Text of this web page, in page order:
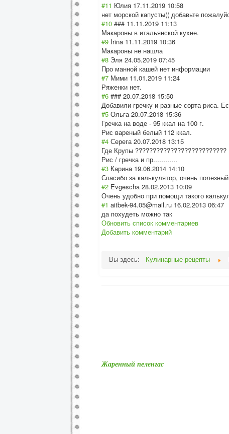
#11 Юлия 17.11.2019 10:58
нет морской капусты(( добавьте
#10 ### 11.11.2019 11:13
Макароны в итальянской кухне.
#9 Irina 11.11.2019 10:36
Макароны не нашла
#8 Эля 24.05.2019 07:45
Про манной кашей нет информации
#7 Мими 11.01.2019 11:24
Ряженки нет.
#6 ### 20.07.2018 15:50
Добавили гречку и разные сорта риса.
#5 Ольга 20.07.2018 15:36
Гречка на воде - 95 ккал на 100 г.
Рис вареный белый 112 ккал.
#4 Серега 20.07.2018 13:15
Где Крупы ??????????????????????????
Рис / гречка и пр............
#3 Карина 19.06.2014 14:10
Спасибо за калькулятор, очень
#2 Evgescha 28.02.2013 10:09
Очень удобно при помощи такого
#1 aitbek-94.05@mail.ru 16.02.2013 06:47
да похудеть можно так
Обновить список комментариев
Добавить комментарий
Вы здесь:
Кулинарные рецепты
Жаренный пеленгас